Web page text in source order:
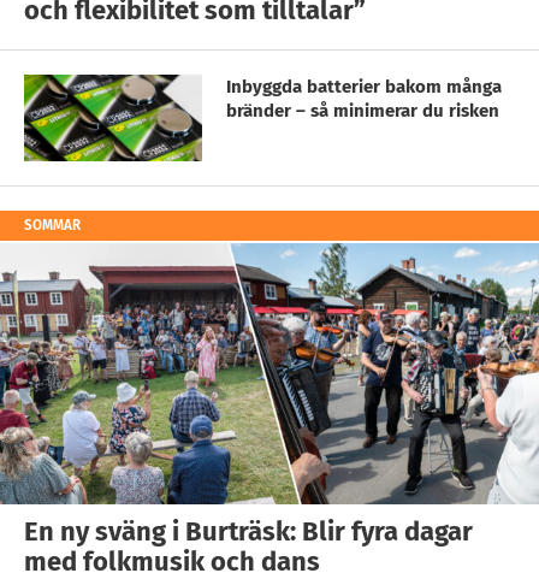
och flexibilitet som tilltalar”
Inbyggda batterier bakom många
bränder – så minimerar du risken
SOMMAR
En ny sväng i Burträsk: Blir fyra dagar
med folkmusik och dans